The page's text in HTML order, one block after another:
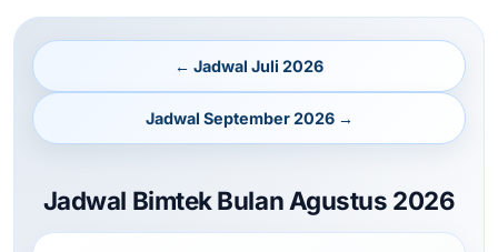
← Jadwal Juli 2026
Jadwal September 2026 →
Jadwal Bimtek Bulan Agustus 2026